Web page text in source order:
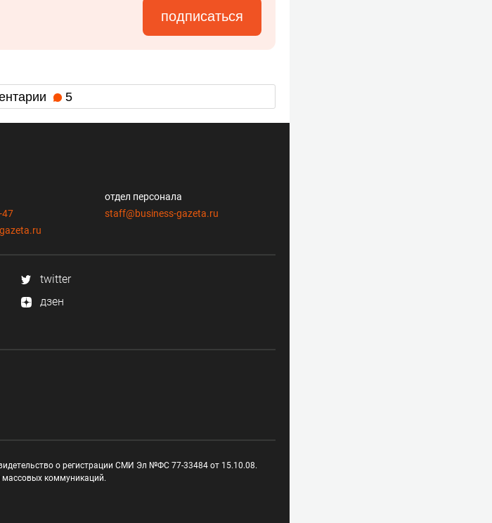
подписаться
5
47
отдел персонала
staff@business-gazeta.ru
twitter
дзен
о регистрации СМИ Эл №ФС 77-33484 от 15.10.08.
массовых коммуникаций.